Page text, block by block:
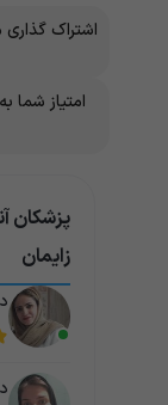
اشتراک گذاری
امتیاز شما
پزشکان
زایمان